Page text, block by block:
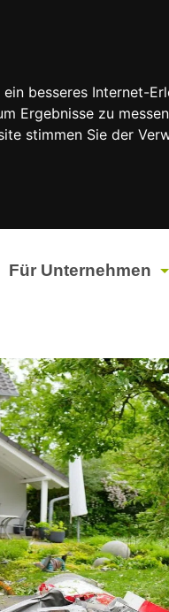
besseres Internet-
Ergebnisse zu
stimmen Sie der
Für Unternehmen